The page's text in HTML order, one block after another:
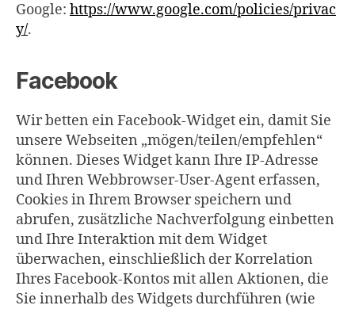
Google: https://www.google.com/policies/privac
y/.
Facebook
Wir betten ein Facebook-Widget ein, damit Sie
unsere Webseiten „mögen/teilen/empfehlen“
können. Dieses Widget kann Ihre IP-Adresse
und Ihren Webbrowser-User-Agent erfassen,
Cookies in Ihrem Browser speichern und
abrufen, zusätzliche Nachverfolgung einbetten
und Ihre Interaktion mit dem Widget
überwachen, einschließlich der Korrelation
Ihres Facebook-Kontos mit allen Aktionen, die
Sie innerhalb des Widgets durchführen (wie